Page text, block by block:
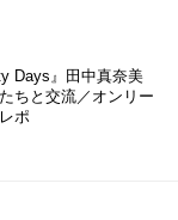
Days』田中真奈美
ちと交流／オンリー
ポ